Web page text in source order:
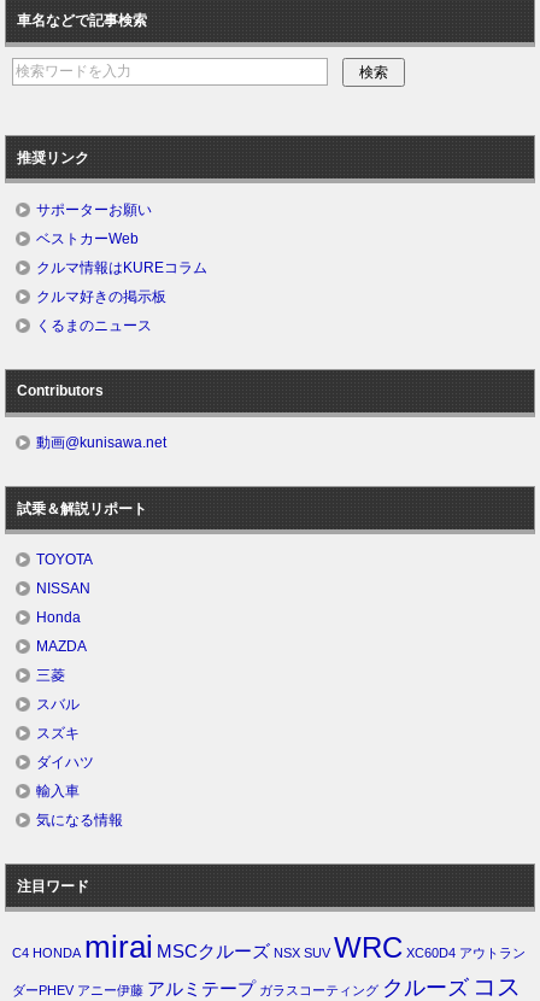
車名などで記事検索
推奨リンク
サポーターお願い
ベストカーWeb
クルマ情報はKUREコラム
クルマ好きの掲示板
くるまのニュース
Contributors
動画@kunisawa.net
試乗＆解説リポート
TOYOTA
NISSAN
Honda
MAZDA
三菱
スバル
スズキ
ダイハツ
輸入車
気になる情報
注目ワード
C4 HONDA mirai MSCクルーズ NSX SUV WRC XC60D4 アウトラン
ダーPHEV アニー伊藤 アルミテープ ガラスコーティング クルーズ コス